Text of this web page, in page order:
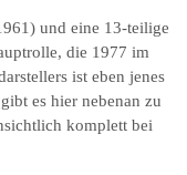
und eine 13-teilige
die 1977 im
ist eben jenes
es hier nebenan zu
komplett bei